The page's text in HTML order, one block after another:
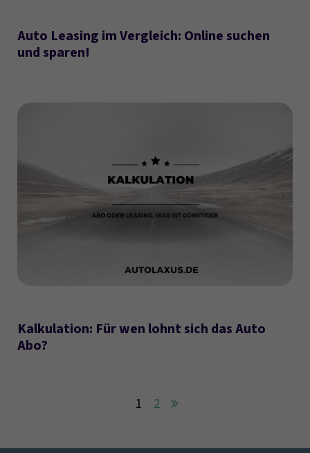
Auto Leasing im Vergleich: Online suchen
und sparen!
Kalkulation: Für wen lohnt sich das Auto
Abo?
1 2